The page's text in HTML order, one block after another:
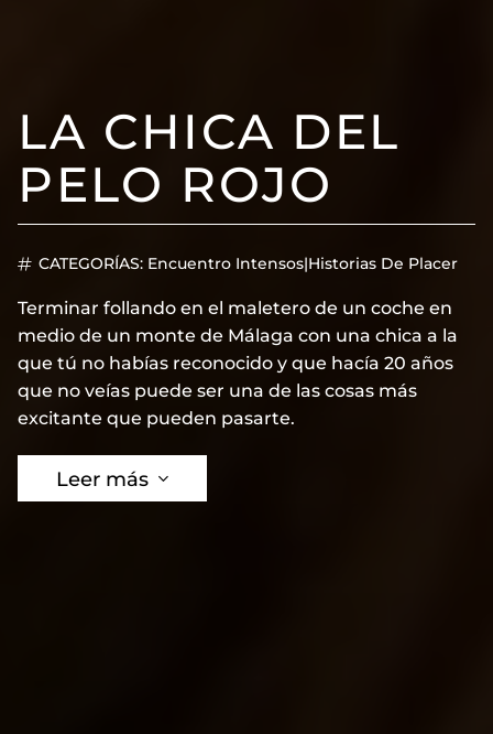
LA CHICA DEL
PELO ROJO
CATEGORÍAS: Encuentro Intensos|Historias De Placer
Terminar follando en el maletero de un coche en
medio de un monte de Málaga con una chica a la
que tú no habías reconocido y que hacía 20 años
que no veías puede ser una de las cosas más
excitante que pueden pasarte.
Leer más